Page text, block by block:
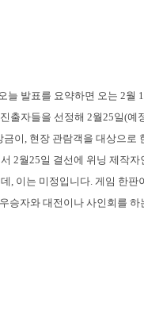
늘 발표를 요약하면 오는 2월
출자들을 선정해 2월25일(예
이, 현장 관람객을 대상으로
2월25일 결선에 위닝 제작
, 이는 미정입니다. 게임 한
승자와 대전이나 사인회를